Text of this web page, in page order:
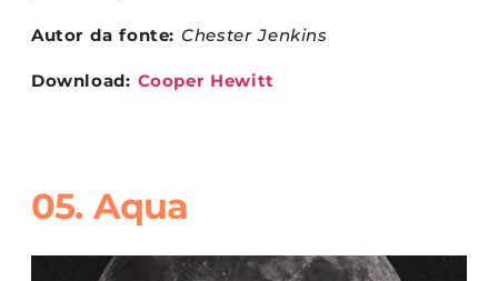
Autor da fonte: Chester Jenkins
Download: Cooper Hewitt
05. Aqua